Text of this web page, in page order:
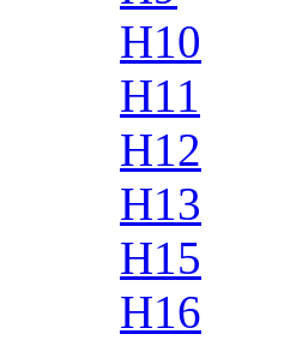
H10
H11
H12
H13
H15
H16